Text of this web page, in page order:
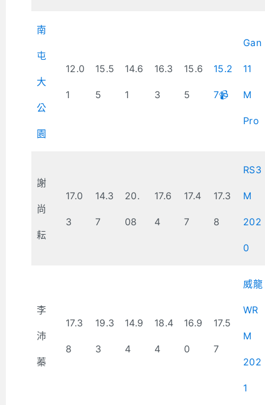
南
屯
大
公
園
12.0
1
15.5
5
14.6
1
16.3
3
15.6
5
15.2
7📹
Gan
11
M
Pro
謝
尚
耘
17.0
3
14.3
7
20.
08
17.6
4
17.4
7
17.3
8
RS3
M
202
0
李
沛
蓁
17.3
8
19.3
3
14.9
4
18.4
4
16.9
0
17.5
7
威龍
WR
M
202
1